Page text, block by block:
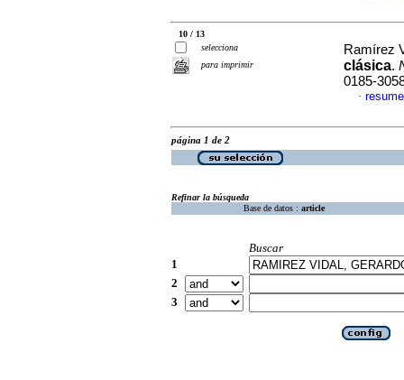
10 / 13
selecciona
para imprimir
Ramírez
clásica.
0185-
·
página 1 de 2
Refinar la búsqueda
Base de datos : article
Buscar
1
2
3